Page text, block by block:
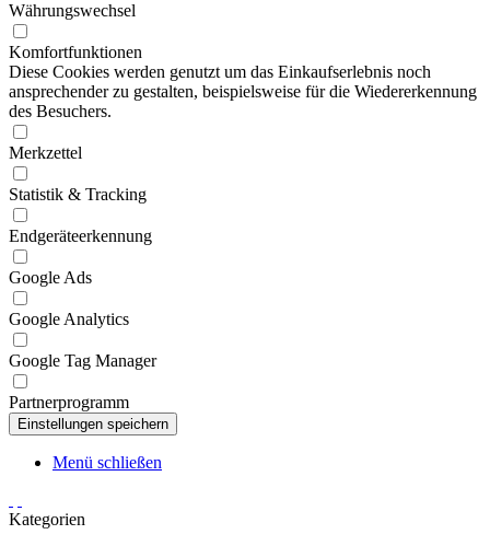
Währungswechsel
Komfortfunktionen
Diese Cookies werden genutzt um das Einkaufserlebnis noch
ansprechender zu gestalten, beispielsweise für die Wiedererkennung
des Besuchers.
Merkzettel
Statistik & Tracking
Endgeräteerkennung
Google Ads
Google Analytics
Google Tag Manager
Partnerprogramm
Menü schließen
Kategorien